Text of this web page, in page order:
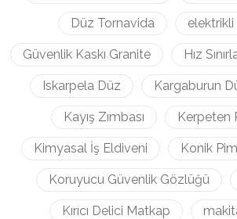
Düz Tornavida
Güvenlik Kaskı Granite Hız
Iskarpela Düz Kargaburun
Kayış Zımbası Kerpeten
Kimyasal İş Eldiveni Konik
Koruyucu Güvenlik Gözlüğü
Kırıcı Delici Matkap